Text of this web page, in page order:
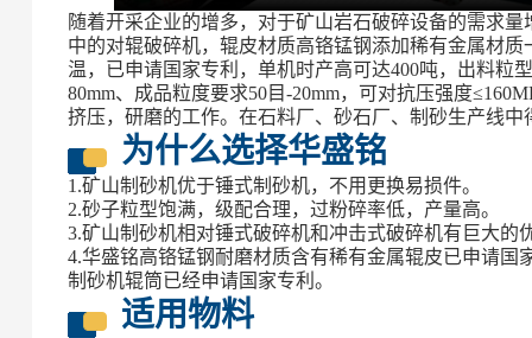
随着开采企业的增多，对于矿山岩石破碎设备的需求量
中的对辊破碎机，辊皮材质高铬锰钢添加稀有金属材
温，已申请国家专利，单机时产高可达400吨，出料粒
80mm、成品粒度要求50目-20mm，可对抗压强度
挤压，研磨的工作。在石料厂、砂石厂、制砂生产线中
为什么选择华盛铭
1.矿山制砂机优于锤式制砂机，不用更换易损件。
2.砂子粒型饱满，级配合理，过粉碎率低，产量高。
3.矿山制砂机相对锤式破碎机和冲击式破碎机有巨大的
4.华盛铭高铬锰钢耐磨材质含有稀有金属辊皮已申请
制砂机辊筒已经申请国家专利。
适用物料